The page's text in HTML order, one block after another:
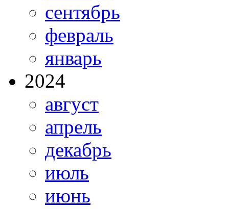
сентябрь
февраль
январь
2024
август
апрель
декабрь
июль
июнь